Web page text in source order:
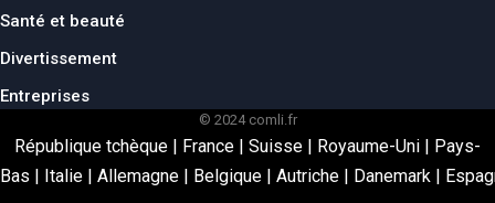
Santé et beauté
Divertissement
Entreprises
© 2024 comli.fr
République tchèque | France | Suisse | Royaume-Uni | Pays-
Bas | Italie | Allemagne | Belgique | Autriche | Danemark |